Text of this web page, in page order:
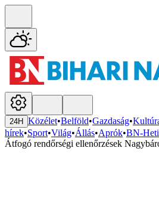
24H Közélet•Belföld•Gazdaság•
hírek•Sport•Világ•Állás•Aprók•BN-
Átfogó rendőrségi ellenőrzések